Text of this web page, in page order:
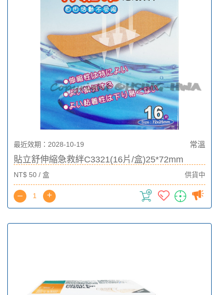
最近效期：2028-10-19 常溫
貼立舒伸縮急救絆C3321(16片/盒)25*72mm
NT$ 50 / 盒 供貨中
– +